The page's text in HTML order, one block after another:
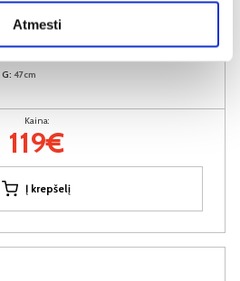
Atmesti
G: 47cm
Kaina:
119€
Į krepšelį